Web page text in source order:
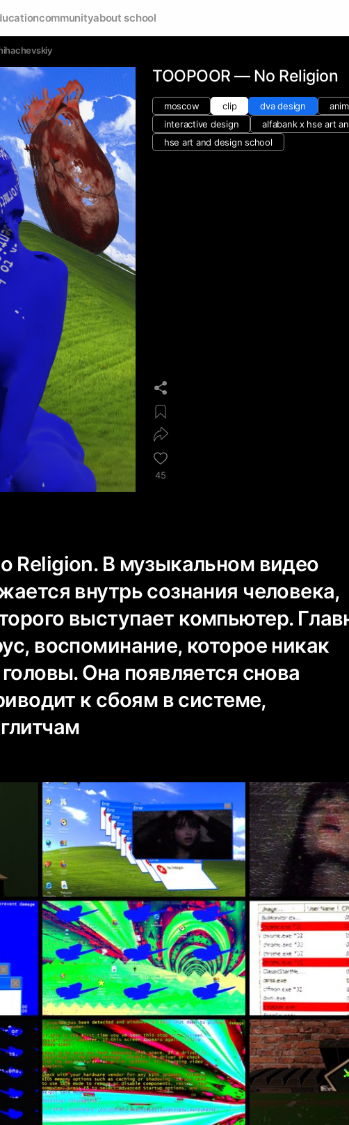
communityabout school
TOOPOOR — No Religion
moscow clip dva design
interactive design
alfabank х hse art
hse art and design school
45
Religion. В музыкальном видео
внутрь сознания человека,
выступает компьютер.
воспоминание, которое никак
Она появляется снова
к сбоям в системе,